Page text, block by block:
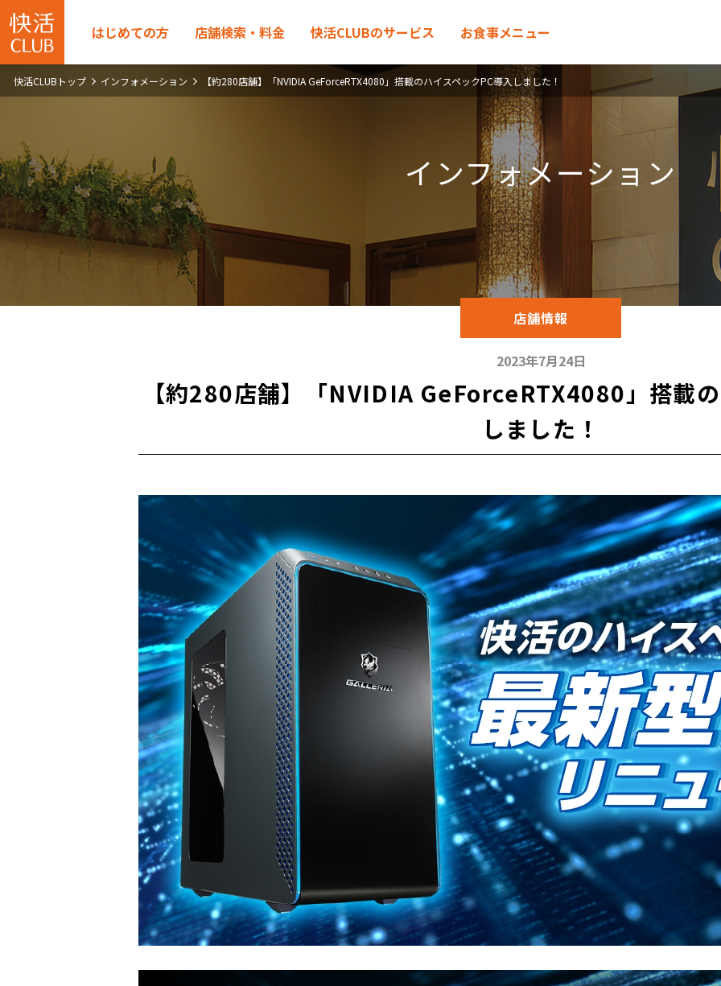
はじめての方 店舗検索・料金 快活CLUBのサービス お食事メニュー
快活CLUBトップ インフォメーション 【約280店舗】「NVIDIA GeForceRTX4080」搭載のハイスペックPC導入しました！
インフォメーション
店舗情報
2023年7月24日
【約280店舗】「NVIDIA GeForceRTX4080」搭載
しました！